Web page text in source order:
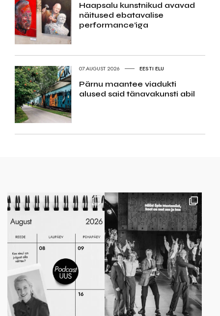
Haapsalu kunstnikud avavad
näitused ebatavalise
performance’iga
07.AUGUST 2026 EESTI ELU
Pärnu maantee viadukti
alused said tänavakunsti abil